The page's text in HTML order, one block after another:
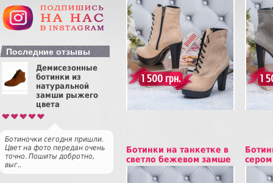
Последние отзывы
Демисезонные
ботинки из
натуральной
замши рыжего
цвета
Ботиночки сегодня пришли.
Цвет на фото передан очень
точно. Пошиты добротно,
выг..
Купить
1 500 грн. 1
Ботинки на танкетке в
светло бежевом замше